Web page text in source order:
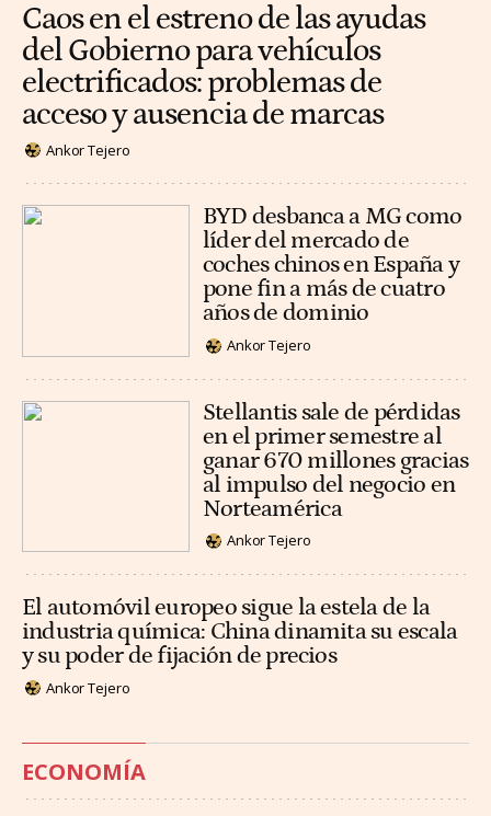
Caos en el estreno de las ayudas
del Gobierno para vehículos
electrificados: problemas de
acceso y ausencia de marcas
Ankor Tejero
BYD desbanca a MG como
líder del mercado de
coches chinos en España y
pone fin a más de cuatro
años de dominio
Ankor Tejero
Stellantis sale de pérdidas
en el primer semestre al
ganar 670 millones gracias
al impulso del negocio en
Norteamérica
Ankor Tejero
El automóvil europeo sigue la estela de la
industria química: China dinamita su escala
y su poder de fijación de precios
Ankor Tejero
ECONOMÍA